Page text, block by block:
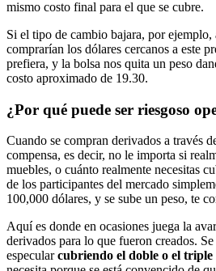
mismo costo final para el que se cubre.
Si el tipo de cambio bajara, por ejemplo,
comprarían los dólares cercanos a este
prefiera, y la bolsa nos quita un peso
costo aproximado de 19.30.
¿Por qué puede ser riesgoso
Cuando se compran derivados a través
compensa, es decir, no le importa si
muebles, o cuánto realmente necesitas
de los participantes del mercado
100,000 dólares, y se sube un peso, te
Aquí es donde en ocasiones juega la
derivados para lo que fueron creados.
especularcubriendo el doble o el triple